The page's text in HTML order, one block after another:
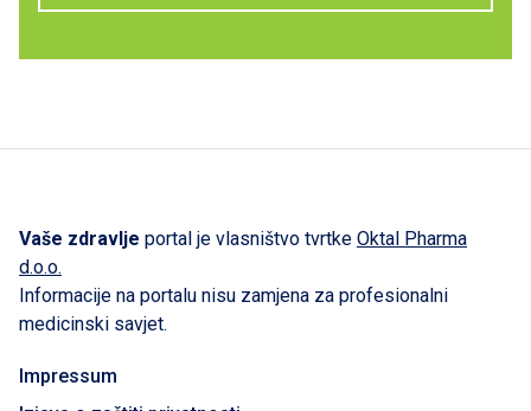
Vaše zdravlje portal je vlasništvo tvrtke Oktal Pharma
d.o.o.
Informacije na portalu nisu zamjena za profesionalni
medicinski savjet.
Impressum